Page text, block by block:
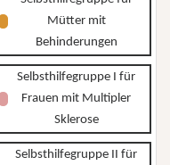
Mütter mit
Behinderungen
Selbsthilfegruppe I für
Frauen mit Multipler
Sklerose
Selbsthilfegruppe II für